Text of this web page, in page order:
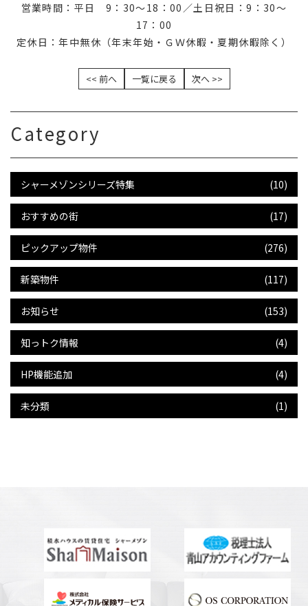
営業時間：平日 9：30～18：00／土日祝日：9：30～
17：00
定休日：年中無休（年末年始・ＧＷ休暇・夏期休暇除く）
<< 前へ 一覧に戻る 次へ >>
Category
シャーメゾンシリーズ特集 (10)
おすすめの街 (17)
ピックアップ物件 (276)
新築物件 (117)
お知らせ (153)
知っトク情報 (4)
HP機能追加 (4)
未分類 (1)